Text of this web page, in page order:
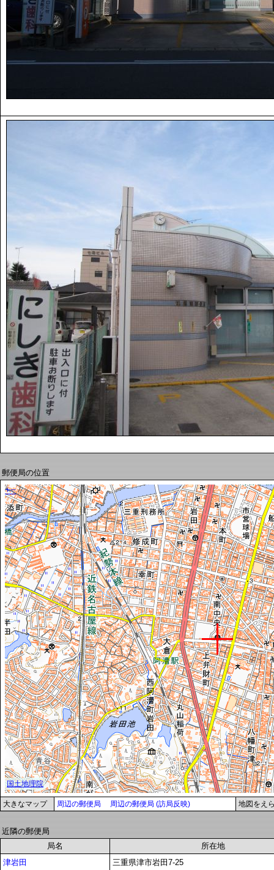
郵便局の位置
大きなマップ 周辺の郵便局 周辺の郵便局 (訪局反映) 地図をえ
近隣の郵便局
局名
所在地
津岩田
三重県津市岩田7-25